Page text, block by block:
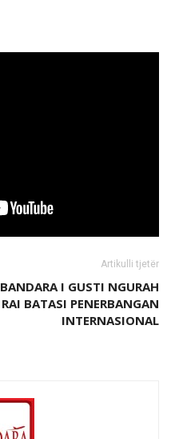
Artikulli tjetër
BANDARA I GUSTI NGURAH
RAI BATASI PENERBANGAN
INTERNASIONAL